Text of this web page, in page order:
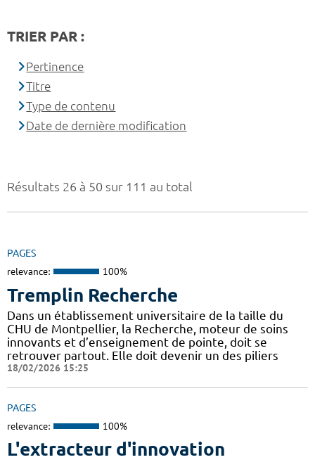
Résultats 26 à 50 sur 111 au total
PAGES
relevance: 100%
Tremplin Recherche
Dans un établissement universitaire de la taille du
CHU de Montpellier, la Recherche, moteur de soins
innovants et d’enseignement de pointe, doit se
retrouver partout. Elle doit devenir un des piliers
18/02/2026 15:25
PAGES
relevance: 100%
L'extracteur d'innovation
TRIER PAR :
Pertinence
Titre
Type de contenu
Date de dernière modification